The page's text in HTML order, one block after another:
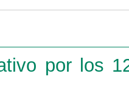
por los